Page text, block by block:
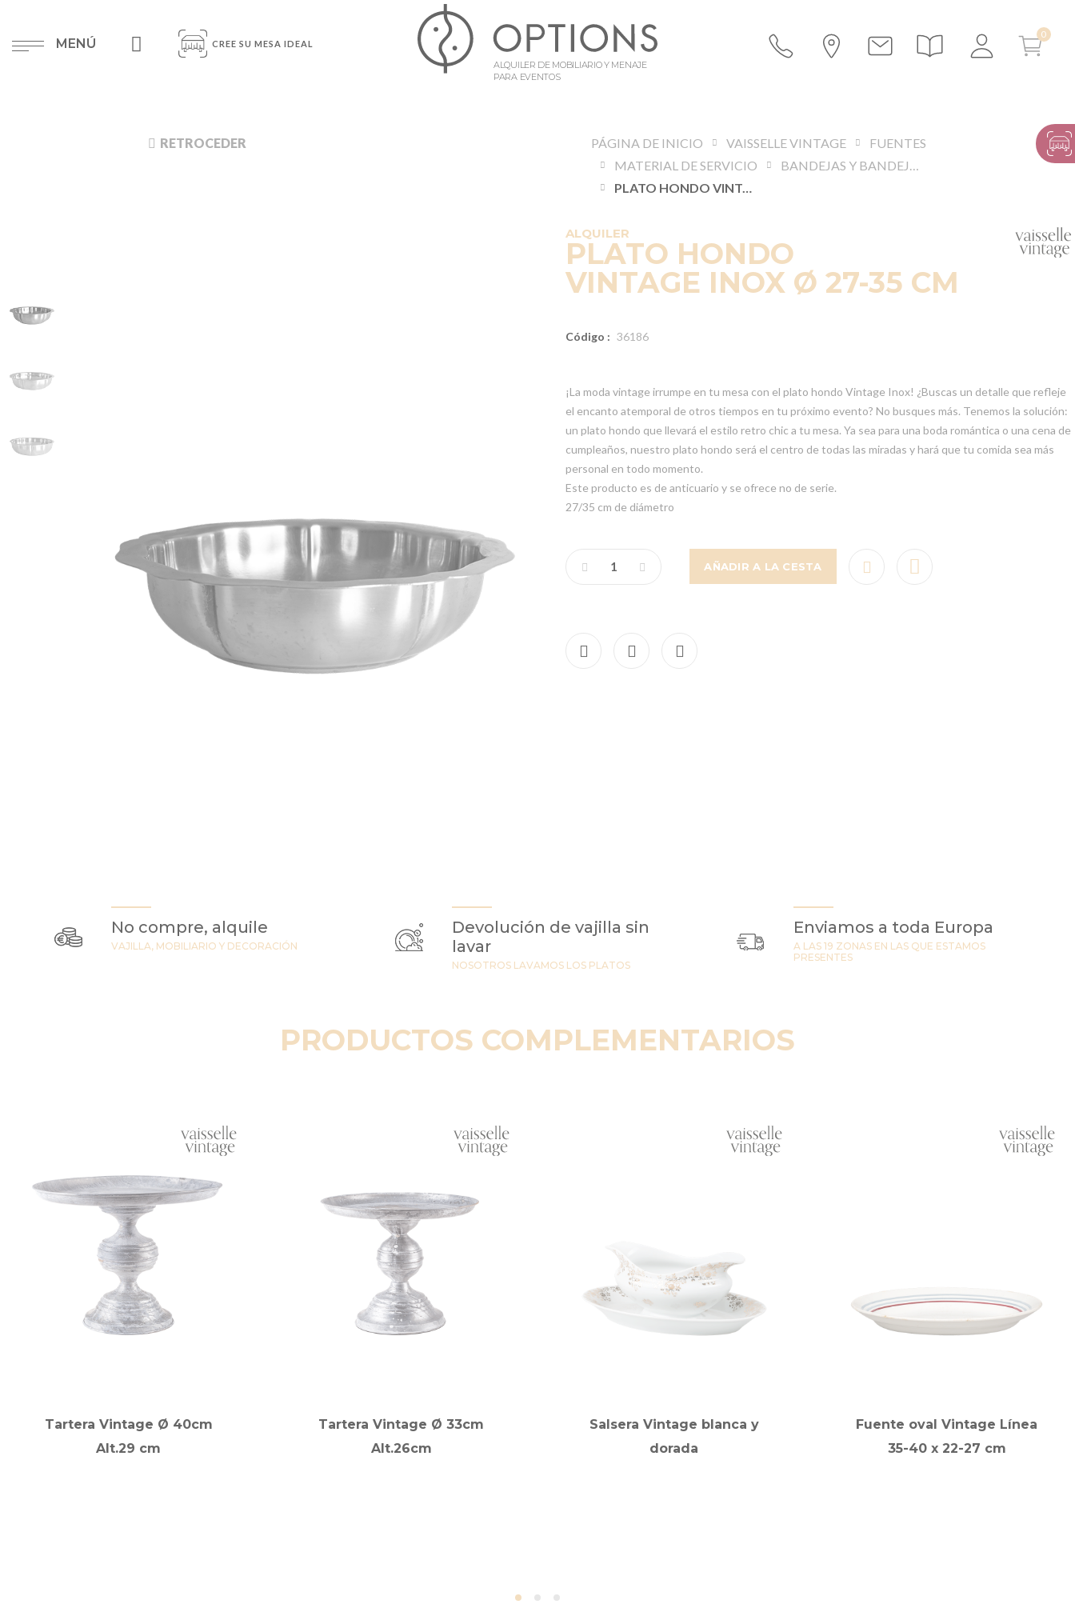
MENÚ CREE SU MESA IDEAL
ALQUILER DE MOBILIARIO Y MENAJE
PARA EVENTOS
RETROCEDER PÁGINA DE INICIO VAISSELLE VINTAGE
FUENTES
MATERIAL DE SERVICIO
BANDEJAS Y BANDEJAS DE PLATA
PLATO HONDO VINTAGE INOX Ø 27-35 CM
ALQUILER
PLATO HONDO
VINTAGE INOX Ø 27-35 CM
Código : 36186
¡La moda vintage irrumpe en tu mesa con el plato hondo Vintage Inox! ¿Buscas un detalle que refleje
el encanto atemporal de otros tiempos en tu próximo evento? No busques más. Tenemos la solución:
un plato hondo que llevará el estilo retro chic a tu mesa. Ya sea para una boda romántica o una cena de
cumpleaños, nuestro plato hondo será el centro de todas las miradas y hará que tu comida sea más
personal en todo momento.
Este producto es de anticuario y se ofrece no de serie.
27/35 cm de diámetro
AÑADIR A LA CESTA
No compre, alquile
VAJILLA, MOBILIARIO Y DECORACIÓN
Devolución de vajilla sin
lavar
NOSOTROS LAVAMOS LOS PLATOS
Enviamos a toda Europa
A LAS 19 ZONAS EN LAS QUE ESTAMOS
PRESENTES
PRODUCTOS COMPLEMENTARIOS
Tartera Vintage Ø 40cm
Alt.29 cm
Tartera Vintage Ø 33cm
Alt.26cm
Salsera Vintage blanca y
dorada
Fuente oval Vintage Línea
35-40 x 22-27 cm